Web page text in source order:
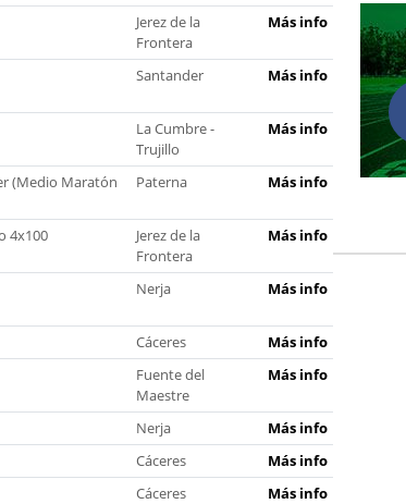
Jerez de la
Frontera
Más info
Santander Más info
La Cumbre -
Trujillo
Más info
(Medio Maratón
Paterna Más info
4x100
Jerez de la
Frontera
Más info
Nerja Más info
Cáceres
Más info
Fuente del
Maestre
Más info
Nerja
Más info
Cáceres
Más info
Cáceres
Más info